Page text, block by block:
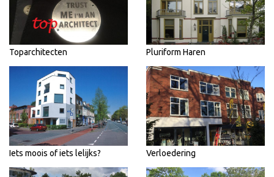
Toparchitecten Pluriform Haren
Iets moois of iets lelijks? Verloedering